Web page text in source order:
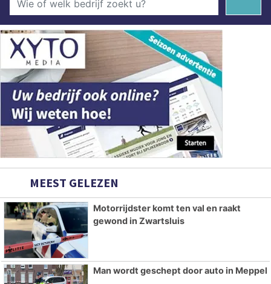
MEEST GELEZEN
Motorrijdster komt ten val en raakt
gewond in Zwartsluis
Man wordt geschept door auto in Meppel